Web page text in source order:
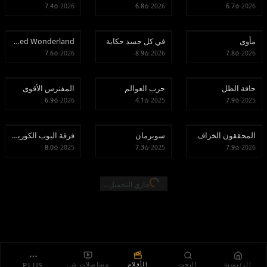
الرئيسية البحث الأفلام
2026
·
6.7
2026
·
6.8
2026
·
7.4
مأوى
مأوى
2026
·
7.8
في كل جسد حكاية
في كل جسد حكاية
2026
·
8.9
Wonderland
Descendants: Wicked Wonderland
2026
·
7.6
حافة الظل
حافة الظل
2025
·
7.9
حرب العوالم
حرب العوالم
2025
·
4.1
المفترس الأقوى
المفترس الأقوى
2026
·
6.9
المحققون الخراف
المحققون الخراف
2026
·
7.9
سوبرمان
سوبرمان
2025
·
7.3
فرقة البوب فرقة البوب الكورية: صائدات الشياطين
2025
·
8.0
جاري التحميل...